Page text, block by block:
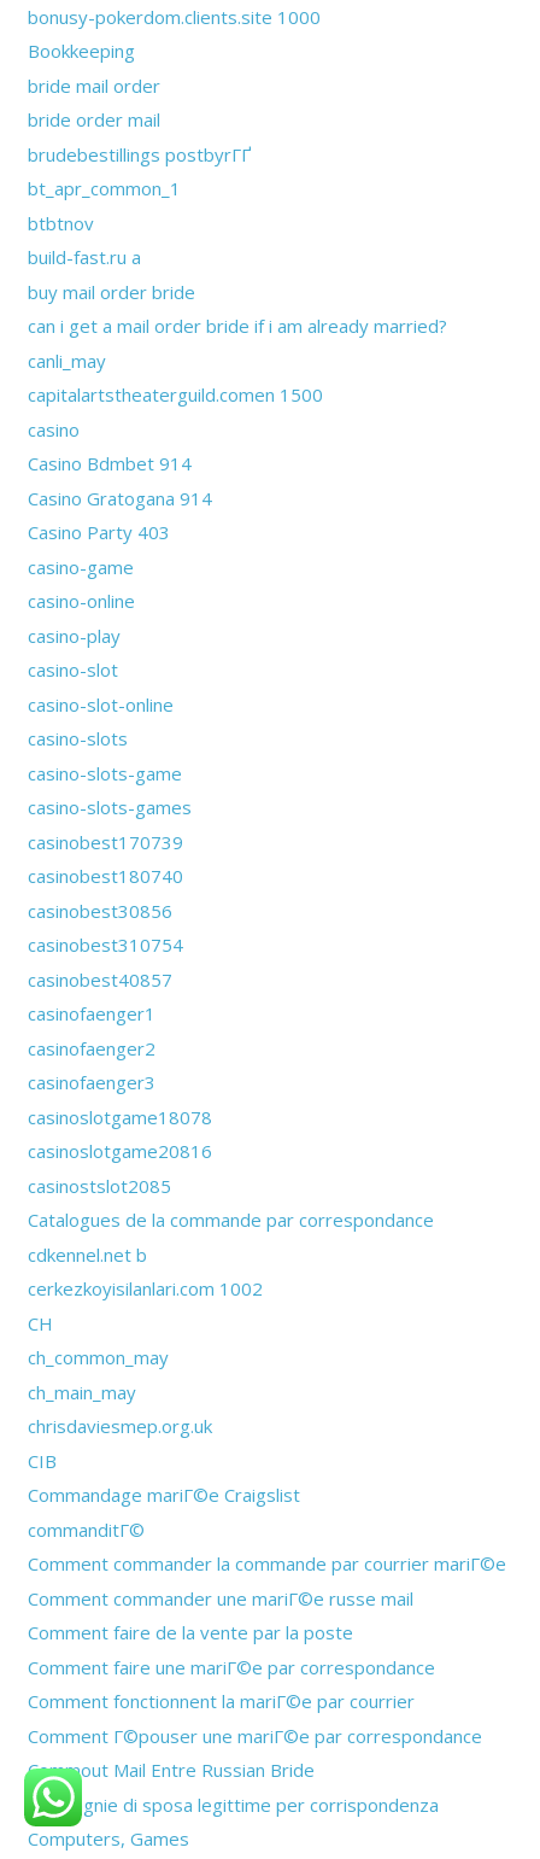
bonusy-pokerdom.clients.site 1000
Bookkeeping
bride mail order
bride order mail
brudebestillings postbyrГҐ
bt_apr_common_1
btbtnov
build-fast.ru a
buy mail order bride
can i get a mail order bride if i am already married?
canli_may
capitalartstheaterguild.comen 1500
casino
Casino Bdmbet 914
Casino Gratogana 914
Casino Party 403
casino-game
casino-online
casino-play
casino-slot
casino-slot-online
casino-slots
casino-slots-game
casino-slots-games
casinobest170739
casinobest180740
casinobest30856
casinobest310754
casinobest40857
casinofaenger1
casinofaenger2
casinofaenger3
casinoslotgame18078
casinoslotgame20816
casinostslot2085
Catalogues de la commande par correspondance
cdkennel.net b
cerkezkoyisilanlari.com 1002
CH
ch_common_may
ch_main_may
chrisdaviesmep.org.uk
CIB
Commandage mariГ©e Craigslist
commanditГ©
Comment commander la commande par courrier mariГ©e
Comment commander une mariГ©e russe mail
Comment faire de la vente par la poste
Comment faire une mariГ©e par correspondance
Comment fonctionnent la mariГ©e par courrier
Comment Г©pouser une mariГ©e par correspondance
Commout Mail Entre Russian Bride
compagnie di sposa legittime per corrispondenza
Computers, Games